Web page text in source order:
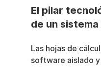
El pilar
de un
Las hojas de
software aislado